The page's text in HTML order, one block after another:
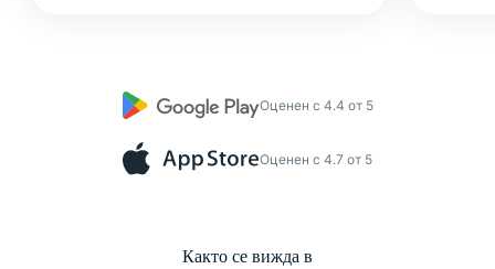
Оценен с 4.4 от 5
Оценен с 4.7 от 5
Както се вижда в